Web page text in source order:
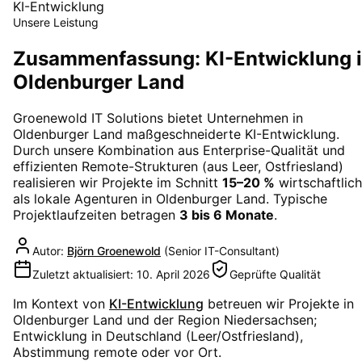
KI-Entwicklung
Unsere Leistung
Zusammenfassung: KI-Entwicklung
Oldenburger Land
Groenewold IT Solutions bietet Unternehmen in
Oldenburger Land maßgeschneiderte KI-Entwicklung.
Durch unsere Kombination aus Enterprise-Qualität und
effizienten Remote-Strukturen (aus Leer, Ostfriesland)
realisieren wir Projekte im Schnitt 15–20 %
als lokale Agenturen in Oldenburger Land. Typische
Projektlaufzeiten betragen 3 bis 6 Monate.
Autor: Björn Groenewold (Senior IT-Consultant)
Zuletzt aktualisiert: 10. April 2026 Geprüfte Qualität
Im Kontext von KI-Entwicklung betreuen wir Projekte in
Oldenburger Land und der Region Niedersachsen;
Entwicklung in Deutschland (Leer/Ostfriesland),
Abstimmung remote oder vor Ort.